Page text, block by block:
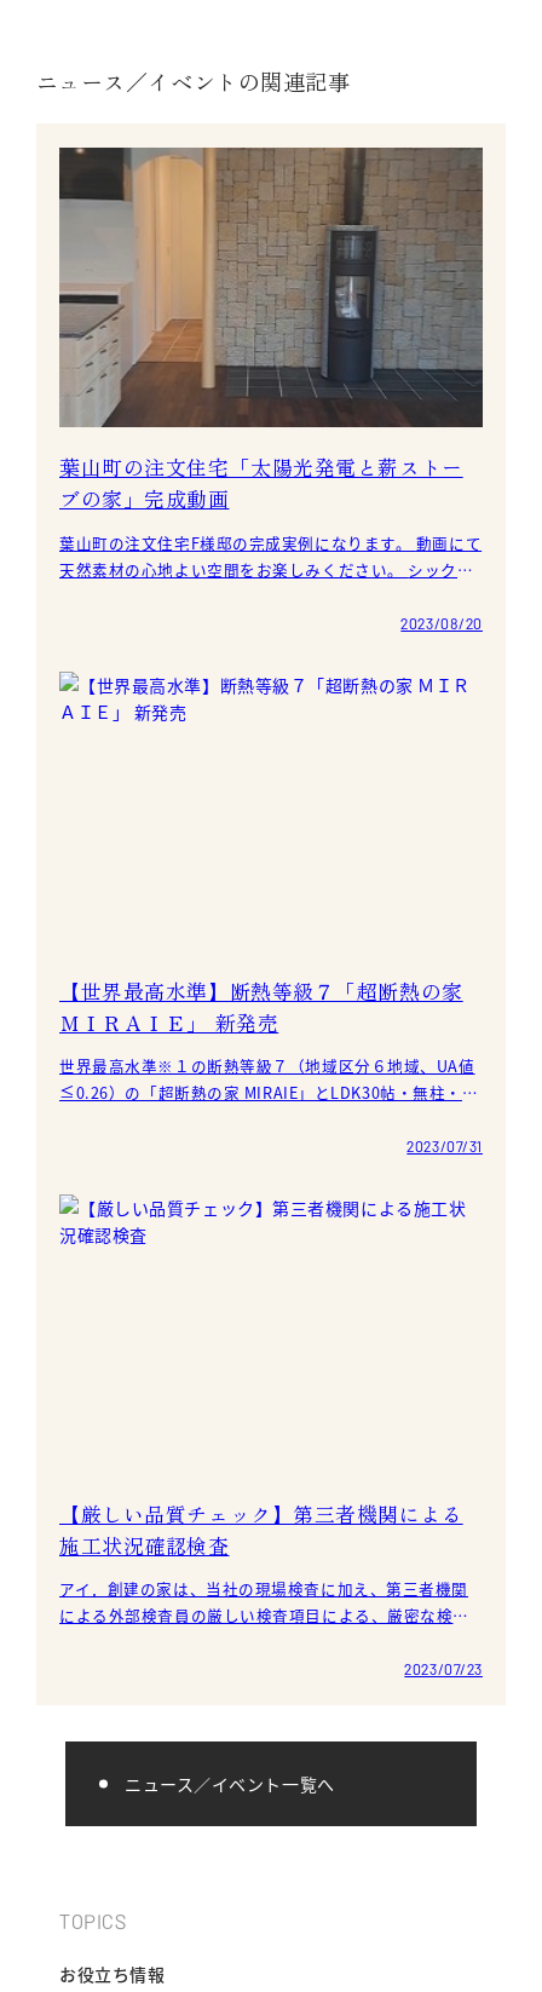
ニュース／イベントの関連記事
葉山町の注文住宅「太陽光発電と薪ストー
ブの家」完成動画
葉山町の注文住宅F様邸の完成実例になります。 動画にて
天然素材の心地よい空間をお楽しみください。 シックハ
2023/08/20
【世界最高水準】断熱等級７「超断熱の家
ＭＩＲＡＩＥ」 新発売
世界最高水準※１の断熱等級７（地域区分６地域、UA値
≦0.26）の「超断熱の家 MIRAIE」とLDK30帖・無柱・壁
2023/07/31
【厳しい品質チェック】第三者機関による
施工状況確認検査
アイ．創建の家は、当社の現場検査に加え、第三者機関
による外部検査員の厳しい検査項目による、厳密な検査
2023/07/23
ニュース／イベント一覧へ
TOPICS
お役立ち情報